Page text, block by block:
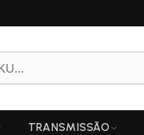
TRANSMISSÃO